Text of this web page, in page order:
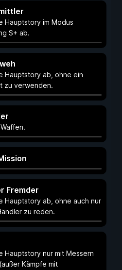
Hauptstory im Modus
S+ ab.
Hauptstory ab, ohne ein
zu verwenden.
Fremder
Hauptstory ab, ohne auch nur
zu reden.
Hauptstory nur mit Messern
Kämpfe mit